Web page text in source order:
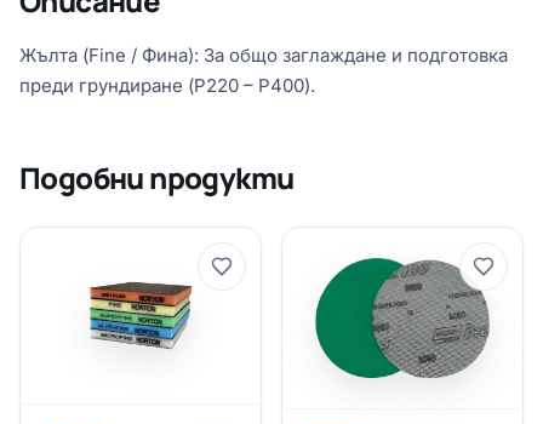
Жълта (Fine / Фина): За общо заглаждане и подготовка
преди грундиране (P220 – P400).
Подобни продукти